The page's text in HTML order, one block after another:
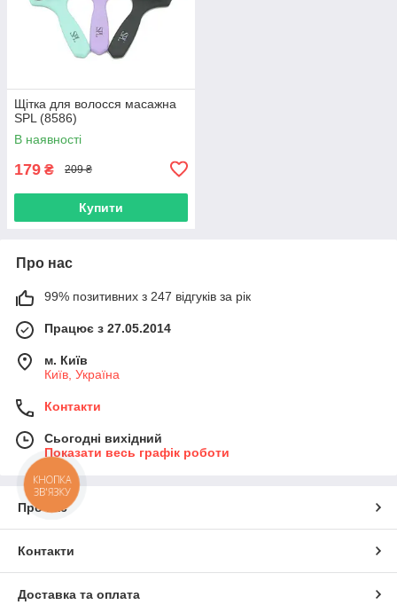
Щітка для волосся масажна
SPL (8586)
В наявності
179 ₴ 209 ₴
Купити
Про нас
99% позитивних з 247 відгуків за рік
Працює з 27.05.2014
м. Київ
Київ, Україна
Контакти
Сьогодні вихідний
Показати весь графік роботи
Про нас
Контакти
Доставка та оплата
КНОПКА
ЗВ'ЯЗКУ